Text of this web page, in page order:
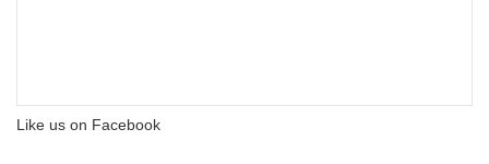
Like us on Facebook